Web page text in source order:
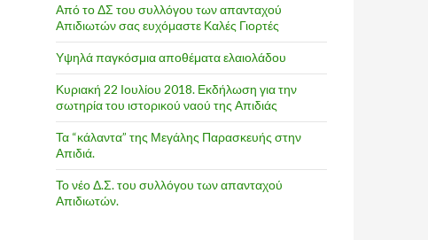
Από το ΔΣ του συλλόγου των απανταχού
Απιδιωτών σας ευχόμαστε Καλές Γιορτές
Υψηλά παγκόσμια αποθέματα ελαιολάδου
Κυριακή 22 Ιουλίου 2018. Εκδήλωση για την
σωτηρία του ιστορικού ναού της Απιδιάς
Τα “κάλαντα” της Μεγάλης Παρασκευής στην
Απιδιά.
Το νέο Δ.Σ. του συλλόγου των απανταχού
Απιδιωτών.